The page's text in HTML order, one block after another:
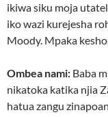
ikiwa siku moja
iko wazi kurejesha
Moody. Mpaka
Ombea nami: Baba
nikatoka katika njia
hatua zangu